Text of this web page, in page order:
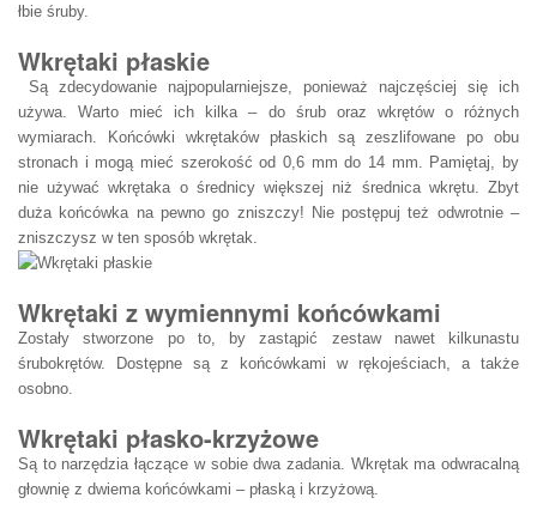
łbie śruby.
Wkrętaki płaskie
Są zdecydowanie najpopularniejsze, ponieważ najczęściej się ich
używa. Warto mieć ich kilka – do śrub oraz wkrętów o różnych
wymiarach. Końcówki wkrętaków płaskich są zeszlifowane po obu
stronach i mogą mieć szerokość od 0,6 mm do 14 mm. Pamiętaj, by
nie używać wkrętaka o średnicy większej niż średnica wkrętu. Zbyt
duża końcówka na pewno go zniszczy! Nie postępuj też odwrotnie –
zniszczysz w ten sposób wkrętak.
Wkrętaki z wymiennymi końcówkami
Zostały stworzone po to, by zastąpić zestaw nawet kilkunastu
śrubokrętów. Dostępne są z końcówkami w rękojeściach, a także
osobno.
Wkrętaki płasko-krzyżowe
Są to narzędzia łączące w sobie dwa zadania. Wkrętak ma odwracalną
głownię z dwiema końcówkami – płaską i krzyżową.